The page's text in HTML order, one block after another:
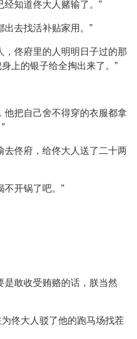
经知道佟大人赌输了。”
出去找活补贴家用。”
，佟府里的人明明日子过的那
上的银子给全掏出来了。”
他把自己舍不得穿的衣服都拿
去佟府，给佟大人送了二十两
不开锅了吧。”
是敢收受贿赂的话，朕当然
佟大人驳了他的跑马场找茬